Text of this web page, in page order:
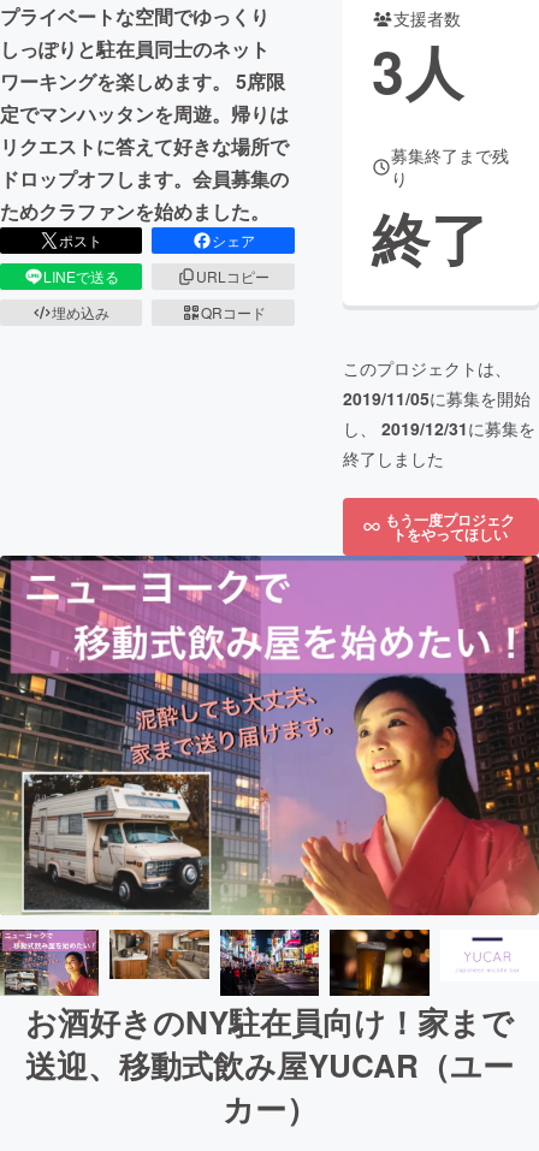
CAMPFIREふるさと納税
コミュニティ
プライベートな空間でゆっくり
しっぽりと駐在員同士のネット
ワーキングを楽しめます。 5席限
定でマンハッタンを周遊。帰りは
リクエストに答えて好きな場所で
ドロップオフします。会員募集の
ためクラファンを始めました。
ポスト
シェア
LINEで送る
URLコピー
埋め込み
QRコード
支援者数
3人
募集終了まで残
り
終了
このプロジェクトは、
2019/11/05に募集を開始
し、 2019/12/31に募集を
終了しました
もう一度プロジェク
トをやってほしい
お酒好きのNY駐在員向け！家まで
送迎、移動式飲み屋YUCAR（ユー
カー）